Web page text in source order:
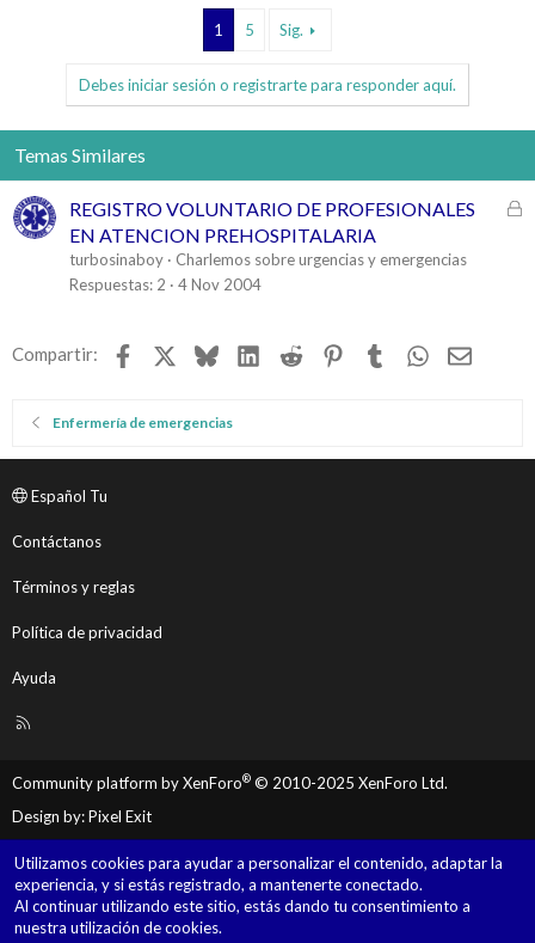
1 5 Sig.
Debes iniciar sesión o registrarte para responder aquí.
Temas Similares
C
REGISTRO VOLUNTARIO DE PROFESIONALES
EN ATENCION PREHOSPITALARIA
turbosinaboy
Charlemos sobre urgencias y emergencias
Respuestas 2 4 Nov 2004
Compartir: Facebook BlueskyLinkedIn
Reddit Pinterest
TumblrWhatsApp
Email
Enfermería de emergencias
Español Tu
Contáctanos
Términos y reglas
Política de privacidad
Ayuda
R
Community platform by XenForo® © 2010-2025 XenForo Ltd.
Design by:Pixel Exit
Utilizamos cookies para ayudar a personalizar el contenido, adaptar la
experiencia, y si estás registrado, a mantenerte conectado.
Al continuar utilizando este sitio, estás dando tu consentimiento a
nuestra utilización de cookies.